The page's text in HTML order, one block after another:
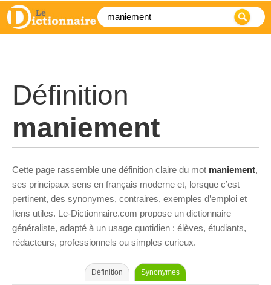
Définition
maniement
Cette page rassemble une définition claire du mot maniement,
ses principaux sens en français moderne et, lorsque c’est
pertinent, des synonymes, contraires, exemples d’emploi et
liens utiles. Le-Dictionnaire.com propose un dictionnaire
généraliste, adapté à un usage quotidien : élèves, étudiants,
rédacteurs, professionnels ou simples curieux.
Définition Synonymes